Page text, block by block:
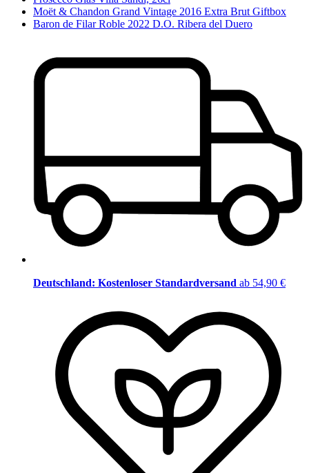
Moët & Chandon Grand Vintage 2016 Extra Brut Giftbox
Baron de Filar Roble 2022 D.O. Ribera del Duero
Deutschland: Kostenloser Standardversand ab 54,90 €